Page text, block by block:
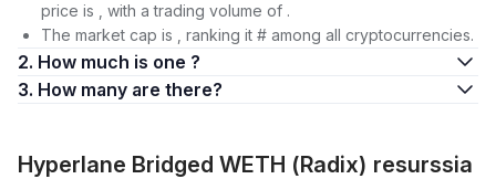
price is , with a trading volume of .
The market cap is , ranking it # among all cryptocurrencies.
2. How much is one ?
3. How many are there?
Hyperlane Bridged WETH (Radix) resurssia